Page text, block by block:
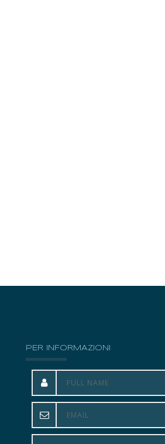
PER INFORMAZIONI
La mia vita è cambiata.
importante la salute del
Ho appreso la
intervenire radicalmente